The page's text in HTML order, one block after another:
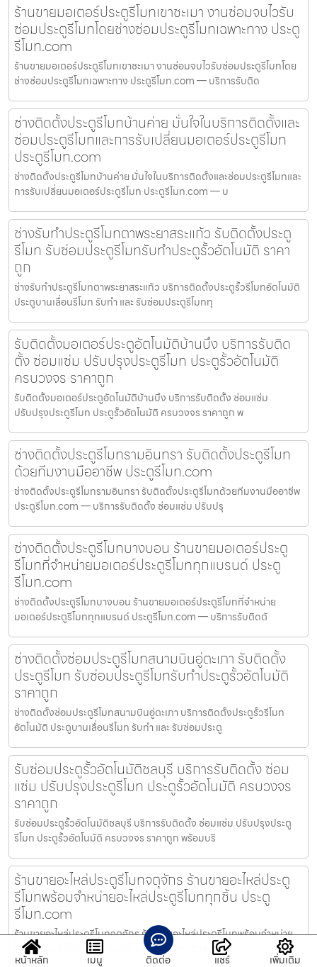
ร้านขายมอเตอร์ประตูรีโมทเขาชะเมา งานซ่อมจบไวรับ
ซ่อมประตูรีโมทโดยช่างซ่อมประตูรีโมทเฉพาะทาง ประตู
รีโมท.com
ร้านขายมอเตอร์ประตูรีโมทเขาชะเมา งานซ่อมจบไวรับซ่อมประตูรีโมทโดย
ช่างซ่อมประตูรีโมทเฉพาะทาง ประตูรีโมท.com — บริการรับติด
ช่างติดตั้งประตูรีโมทบ้านค่าย มั่นใจในบริการติดตั้งและ
ซ่อมประตูรีโมทและการรับเปลี่ยนมอเตอร์ประตูรีโมท
ประตูรีโมท.com
ช่างติดตั้งประตูรีโมทบ้านค่าย มั่นใจในบริการติดตั้งและซ่อมประตูรีโมทและ
การรับเปลี่ยนมอเตอร์ประตูรีโมท ประตูรีโมท.com — บ
ช่างรับทำประตูรีโมทตาพระยาสระแก้ว รับติดตั้งประตู
รีโมท รับซ่อมประตูรีโมทรับทำประตูรั้วอัตโนมัติ ราคา
ถูก
ช่างรับทำประตูรีโมทตาพระยาสระแก้ว บริการติดตั้งประตูรั้วรีโมทอัตโนมัติ
ประตูบานเลื่อนรีโมท รับทำ และ รับซ่อมประตูรีโมททุ
รับติดตั้งมอเตอร์ประตูอัตโนมัติบ้านบึง บริการรับติด
ตั้ง ซ่อมแซ่ม ปรับปรุงประตูรีโมท ประตูรั้วอัตโนมัติ
ครบวงจร ราคาถูก
รับติดตั้งมอเตอร์ประตูอัตโนมัติบ้านบึง บริการรับติดตั้ง ซ่อมแซ่ม
ปรับปรุงประตูรีโมท ประตูรั้วอัตโนมัติ ครบวงจร ราคาถูก พ
ช่างติดตั้งประตูรีโมทรามอินทรา รับติดตั้งประตูรีโมท
ด้วยทีมงานมืออาชีพ ประตูรีโมท.com
ช่างติดตั้งประตูรีโมทรามอินทรา รับติดตั้งประตูรีโมทด้วยทีมงานมืออาชีพ
ประตูรีโมท.com — บริการรับติดตั้ง ซ่อมแซ่ม ปรับปรุ
ช่างติดตั้งประตูรีโมทบางบอน ร้านขายมอเตอร์ประตู
รีโมทที่จำหน่ายมอเตอร์ประตูรีโมททุกแบรนด์ ประตู
รีโมท.com
ช่างติดตั้งประตูรีโมทบางบอน ร้านขายมอเตอร์ประตูรีโมทที่จำหน่าย
มอเตอร์ประตูรีโมททุกแบรนด์ ประตูรีโมท.com — บริการรับติดตั
ช่างติดตั้งซ่อมประตูรีโมทสนามบินอู่ตะเภา รับติดตั้ง
ประตูรีโมท รับซ่อมประตูรีโมทรับทำประตูรั้วอัตโนมัติ
ราคาถูก
ช่างติดตั้งซ่อมประตูรีโมทสนามบินอู่ตะเภา บริการติดตั้งประตูรั้วรีโมท
อัตโนมัติ ประตูบานเลื่อนรีโมท รับทำ และ รับซ่อมประตู
รับซ่อมประตูรั้วอัตโนมัติชลบุรี บริการรับติดตั้ง ซ่อม
แซ่ม ปรับปรุงประตูรีโมท ประตูรั้วอัตโนมัติ ครบวงจร
ราคาถูก
รับซ่อมประตูรั้วอัตโนมัติชลบุรี บริการรับติดตั้ง ซ่อมแซ่ม ปรับปรุงประตู
รีโมท ประตูรั้วอัตโนมัติ ครบวงจร ราคาถูก พร้อมบริ
ร้านขายอะไหล่ประตูรีโมทจตุจักร ร้านขายอะไหล่ประตู
รีโมทพร้อมจำหน่ายอะไหล่ประตูรีโมททุกชิ้น ประตู
รีโมท.com
ร้านขายอะไหล่ประตูรีโมทจตุจักร ร้านขายอะไหล่ประตูรีโมทพร้อมจำหน่าย
อะไหล่ประตูรีโมททุกชิ้น ประตูรีโมท.com — บริการรับติดต
หน้าหลัก เมนู ติดต่อ แชร์ เพิ่มเติม